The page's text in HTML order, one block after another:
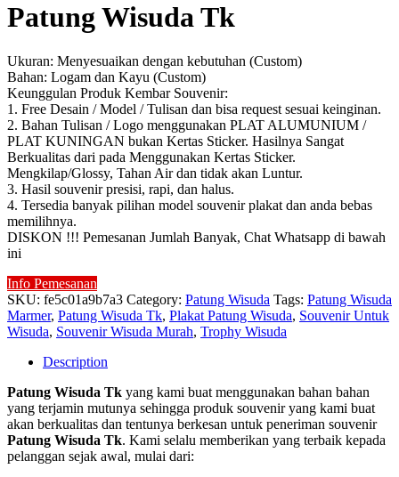
Patung Wisuda Tk
Ukuran: Menyesuaikan dengan kebutuhan (Custom)
Bahan: Logam dan Kayu (Custom)
Keunggulan Produk Kembar Souvenir:
1. Free Desain / Model / Tulisan dan bisa request sesuai keinginan.
2. Bahan Tulisan / Logo menggunakan PLAT ALUMUNIUM /
PLAT KUNINGAN bukan Kertas Sticker. Hasilnya Sangat
Berkualitas dari pada Menggunakan Kertas Sticker.
Mengkilap/Glossy, Tahan Air dan tidak akan Luntur.
3. Hasil souvenir presisi, rapi, dan halus.
4. Tersedia banyak pilihan model souvenir plakat dan anda bebas
memilihnya.
DISKON !!! Pemesanan Jumlah Banyak, Chat Whatsapp di bawah
ini
Info Pemesanan
SKU: fe5c01a9b7a3 Category: Patung Wisuda Tags: Patung Wisuda
Marmer, Patung Wisuda Tk, Plakat Patung Wisuda, Souvenir Untuk
Wisuda, Souvenir Wisuda Murah, Trophy Wisuda
Description
Patung Wisuda Tk yang kami buat menggunakan bahan bahan
yang terjamin mutunya sehingga produk souvenir yang kami buat
akan berkualitas dan tentunya berkesan untuk peneriman souvenir
Patung Wisuda Tk. Kami selalu memberikan yang terbaik kepada
pelanggan sejak awal, mulai dari: